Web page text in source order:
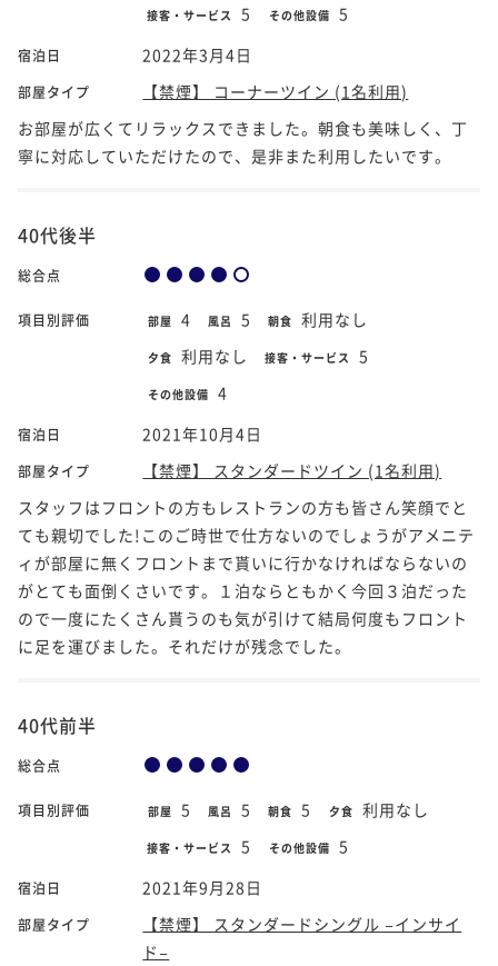
接客・サービス 5 その他設備 5
宿泊日 2022年3月4日
部屋タイプ
【禁煙】 コーナーツイン (1名利用)
お部屋が広くてリラックスできました。朝食も美味しく、丁
寧に対応していただけたので、是非また利用したいです。
40代後半
総合点
項目別評価 部屋 4 風呂 5 朝食 利用なし
夕食 利用なし 接客・サービス 5
その他設備 4
宿泊日 2021年10月4日
部屋タイプ
【禁煙】 スタンダードツイン (1名利用)
スタッフはフロントの方もレストランの方も皆さん笑顔でと
ても親切でした!このご時世で仕方ないのでしょうがアメニテ
ィが部屋に無くフロントまで貰いに行かなければならないの
がとても面倒くさいです。１泊ならともかく今回３泊だった
ので一度にたくさん貰うのも気が引けて結局何度もフロント
に足を運びました。それだけが残念でした。
40代前半
総合点
項目別評価 部屋 5 風呂 5 朝食 5 夕食 利用なし
接客・サービス 5 その他設備 5
宿泊日 2021年9月28日
部屋タイプ
【禁煙】 スタンダードシングル −インサイ
ド−